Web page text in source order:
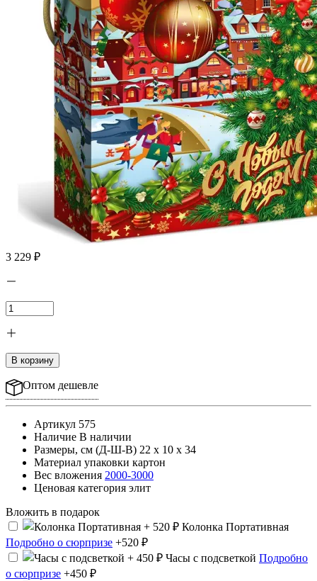
3 229 ₽
В корзину
Оптом дешевле
Артикул 575
Наличие В наличии
Размеры, cм (Д-Ш-В) 22 x 10 x 34
Материал упаковки картон
Вес вложения 2000-3000
Ценовая категория элит
Вложить в подарок
Колонка Портативная
Подробно о сюрпризе +520 ₽
Часы с подсветкой Подробно
о сюрпризе +450 ₽